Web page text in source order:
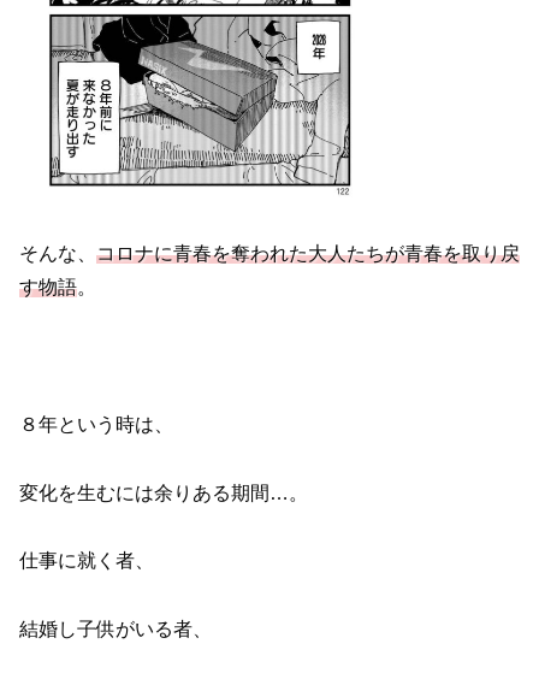
そんな、 コロナに青春を奪われた大人たちが青春を取り戻
す物語。
８年という時は、
変化を生むには余りある期間…。
仕事に就く者、
結婚し子供がいる者、